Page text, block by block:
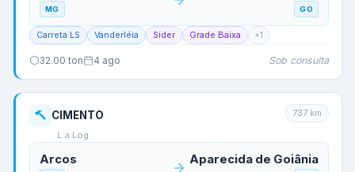
MG GO
Carreta LS Vanderléia Sider Grade Baixa +1
32.00 ton 4 ago Sob consulta
CIMENTO
L.a Log
737 km
Arcos Aparecida de Goiânia